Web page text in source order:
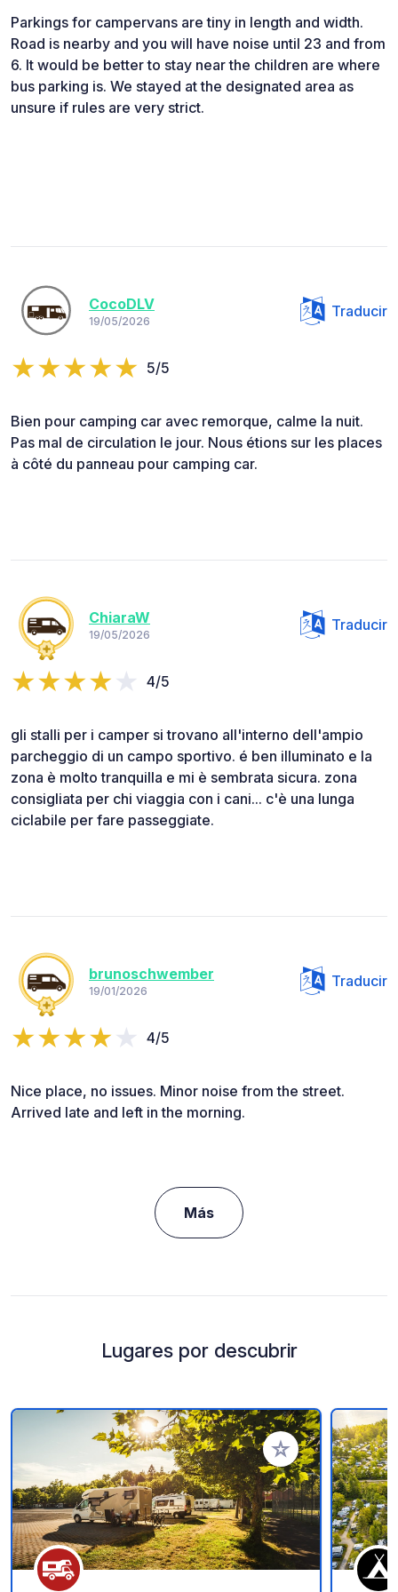
Parkings for campervans are tiny in length and width.
Road is nearby and you will have noise until 23 and from
6. It would be better to stay near the children are where
bus parking is. We stayed at the designated area as
unsure if rules are very strict.
CocoDLV
19/05/2026
Traducir
5/5
Bien pour camping car avec remorque, calme la nuit.
Pas mal de circulation le jour. Nous étions sur les places
à côté du panneau pour camping car.
ChiaraW
19/05/2026
Traducir
4/5
gli stalli per i camper si trovano all'interno dell'ampio
parcheggio di un campo sportivo. é ben illuminato e la
zona è molto tranquilla e mi è sembrata sicura. zona
consigliata per chi viaggia con i cani... c'è una lunga
ciclabile per fare passeggiate.
brunoschwember
19/01/2026
Traducir
4/5
Nice place, no issues. Minor noise from the street.
Arrived late and left in the morning.
Más
Lugares por descubrir
Añadir a tus